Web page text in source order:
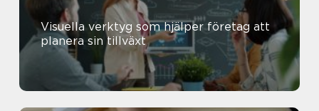
Visuella verktyg som hjälper företag att
planera sin tillväxt